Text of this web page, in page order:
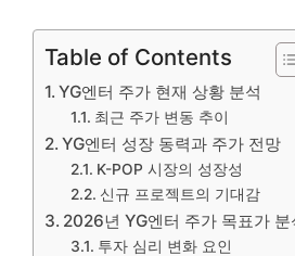
Table of Contents
YG엔터 주가 현재 상황 분석
최근 주가 변동 추이
YG엔터 성장 동력과 주가 전망
K-POP 시장의 성장성
신규 프로젝트의 기대감
2026년 YG엔터 주가 목표가 분
투자 심리 변화 요인